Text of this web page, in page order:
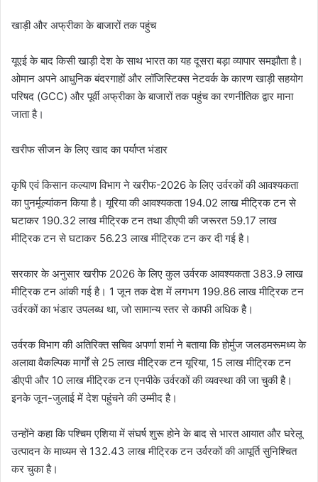
खाड़ी और अफ्रीका के बाजारों तक पहुंच
यूएई के बाद किसी खाड़ी देश के साथ भारत का यह दूसरा बड़ा व्यापार समझौता है।
ओमान अपने आधुनिक बंदरगाहों और लॉजिस्टिक्स नेटवर्क के कारण खाड़ी सहयोग
परिषद (GCC) और पूर्वी अफ्रीका के बाजारों तक पहुंच का रणनीतिक द्वार माना
जाता है।
खरीफ सीजन के लिए खाद का पर्याप्त भंडार
कृषि एवं किसान कल्याण विभाग ने खरीफ-2026 के लिए उर्वरकों की आवश्यकता
का पुनर्मूल्यांकन किया है। यूरिया की आवश्यकता 194.02 लाख मीट्रिक टन से
घटाकर 190.32 लाख मीट्रिक टन तथा डीएपी की जरूरत 59.17 लाख
मीट्रिक टन से घटाकर 56.23 लाख मीट्रिक टन कर दी गई है।
सरकार के अनुसार खरीफ 2026 के लिए कुल उर्वरक आवश्यकता 383.9 लाख
मीट्रिक टन आंकी गई है। 1 जून तक देश में लगभग 199.86 लाख मीट्रिक टन
उर्वरकों का भंडार उपलब्ध था, जो सामान्य स्तर से काफी अधिक है।
उर्वरक विभाग की अतिरिक्त सचिव अपर्णा शर्मा ने बताया कि होर्मुज जलडमरूमध्य के
अलावा वैकल्पिक मार्गों से 25 लाख मीट्रिक टन यूरिया, 15 लाख मीट्रिक टन
डीएपी और 10 लाख मीट्रिक टन एनपीके उर्वरकों की व्यवस्था की जा चुकी है।
इनके जून-जुलाई में देश पहुंचने की उम्मीद है।
उन्होंने कहा कि पश्चिम एशिया में संघर्ष शुरू होने के बाद से भारत आयात और घरेलू
उत्पादन के माध्यम से 132.43 लाख मीट्रिक टन उर्वरकों की आपूर्ति सुनिश्चित
कर चुका है।